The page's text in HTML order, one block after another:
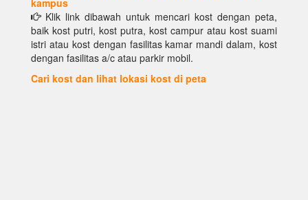
kampus
Klik link dibawah untuk mencari kost dengan peta,
baik kost putri, kost putra, kost campur atau kost suami
istri atau kost dengan fasilitas kamar mandi dalam, kost
dengan fasilitas a/c atau parkir mobil.
Cari kost dan lihat lokasi kost di peta